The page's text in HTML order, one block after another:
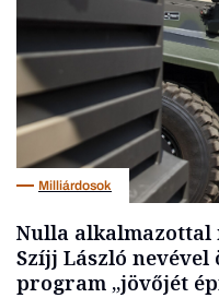
Milliárdosok
Nulla alkalmazottal
Szíjj László
program „jövőjét